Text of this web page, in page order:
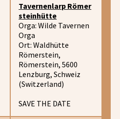
Tavernenlarp Römer
steinhütte
Orga: Wilde Tavernen
Orga
Ort: Waldhütte
Römerstein,
Römerstein, 5600
Lenzburg, Schweiz
(Switzerland)
SAVE THE DATE